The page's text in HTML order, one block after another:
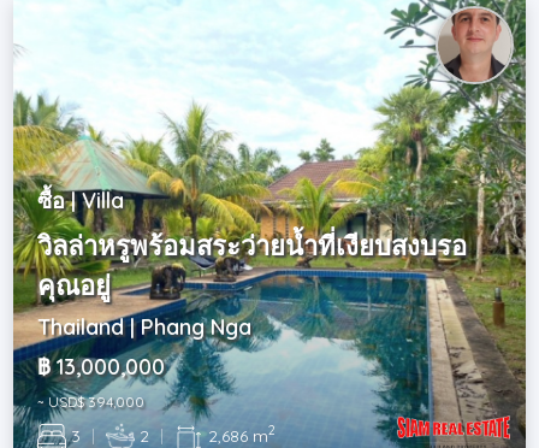
ซื้อ | Villa
วิลล่าหรูพร้อมสระว่ายน้ำที่เงียบสงบรอ
คุณอยู่
Thailand | Phang Nga
฿ 13,000,000
~ USD$ 394,000
3 | 2 | 2,686 m2